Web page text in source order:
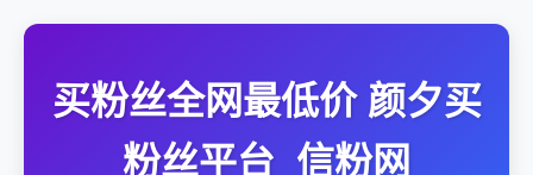
买粉丝全网最低价 颜夕买
粉丝平台_信粉网